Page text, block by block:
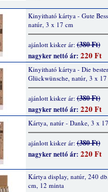
Kinyitható kártya - Gute
natúr, 3 x 17 cm
ajánlott kisker ár:(380 Ft)
nagyker nettó ár: 220 Ft
Kinyitható kártya - Die
Glückwünsche, natúr, 3 x 17
ajánlott kisker ár:(380 Ft)
nagyker nettó ár: 220 Ft
Kártya, natúr - Danke, 3 x
ajánlott kisker ár:(380 Ft)
nagyker nettó ár: 220 Ft
Kártya display, natúr, 240
cm, 12 minta